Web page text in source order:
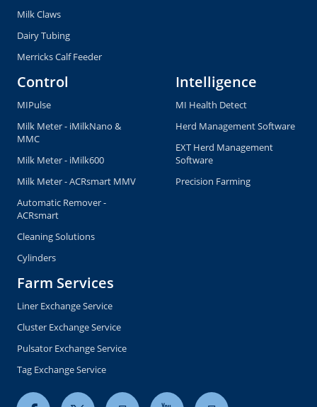
Milk Claws
Dairy Tubing
Merricks Calf Feeder
Control
MIPulse
Milk Meter - iMilkNano &
MMC
Milk Meter - iMilk600
Milk Meter - ACRsmart MMV
Automatic Remover -
ACRsmart
Cleaning Solutions
Cylinders
Intelligence
MI Health Detect
Herd Management Software
EXT Herd Management
Software
Precision Farming
Farm Services
Liner Exchange Service
Cluster Exchange Service
Pulsator Exchange Service
Tag Exchange Service